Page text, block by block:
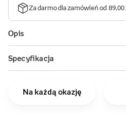
Na każdą okazję